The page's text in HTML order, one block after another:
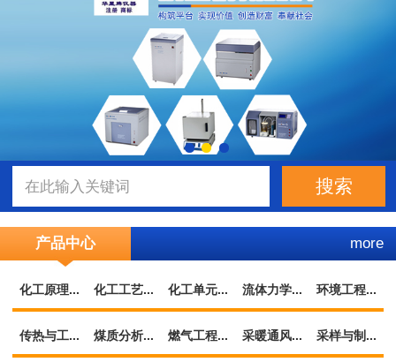
产品中心 more
化工原理... 化工工艺... 化工单元... 流体力学... 环境工程...
传热与工... 煤质分析... 燃气工程... 采暖通风... 采样与制...